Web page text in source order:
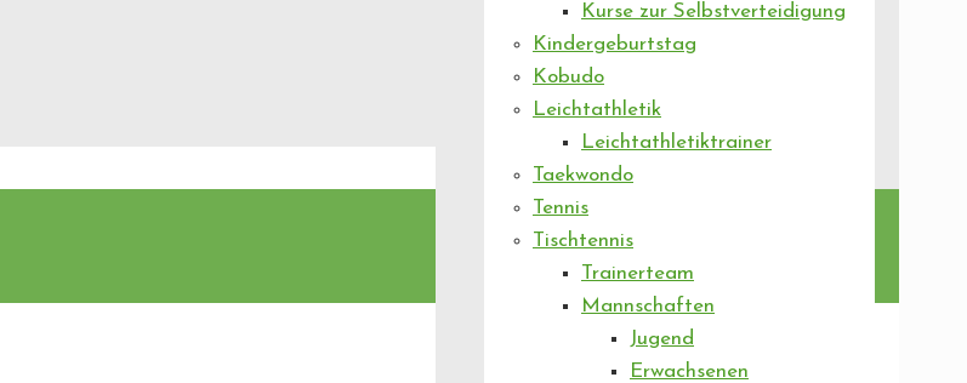
Kurse zur Selbstverteidigung
Kindergeburtstag
Kobudo
Leichtathletik
Leichtathletiktrainer
Taekwondo
Tennis
Tischtennis
Trainerteam
Mannschaften
Jugend
Erwachsenen